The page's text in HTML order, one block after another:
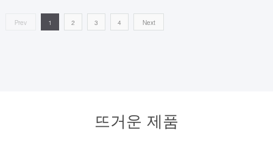
Prev 1 2 3 4 Next
뜨거운 제품